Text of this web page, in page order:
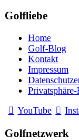
Golfliebe
Home
Golf-Blog
Kontakt
Impressum
YouTube
Golfnetzwerk